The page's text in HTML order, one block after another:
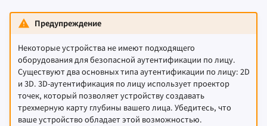
Предупреждение
Некоторые устройства не имеют подходящего
оборудования для безопасной аутентификации по лицу.
Существуют два основных типа аутентификации по лицу: 2D
и 3D. 3D-аутентификация по лицу использует проектор
точек, который позволяет устройству создавать
трехмерную карту глубины вашего лица. Убедитесь, что
ваше устройство обладает этой возможностью.